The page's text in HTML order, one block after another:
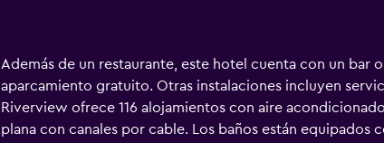
Además de un restaurante, este hotel cuenta con un bar
aparcamiento gratuito. Otras instalaciones incluyen
Riverview ofrece 116 alojamientos con aire
plana con canales por cable. Los baños están